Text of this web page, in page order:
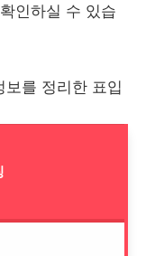
인하실 수 있습
를 정리한 표입